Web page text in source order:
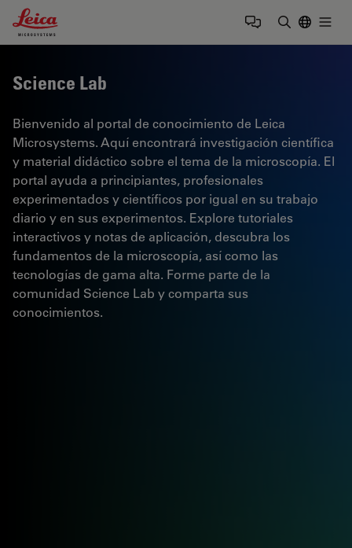
Leica Microsystems Logo
Science Lab
Bienvenido al portal de conocimiento de Leica
Microsystems. Aquí encontrará investigación científica
y material didáctico sobre el tema de la microscopía. El
portal ayuda a principiantes, profesionales
experimentados y científicos por igual en su trabajo
diario y en sus experimentos. Explore tutoriales
interactivos y notas de aplicación, descubra los
fundamentos de la microscopía, así como las
tecnologías de gama alta. Forme parte de la
comunidad Science Lab y comparta sus
conocimientos.